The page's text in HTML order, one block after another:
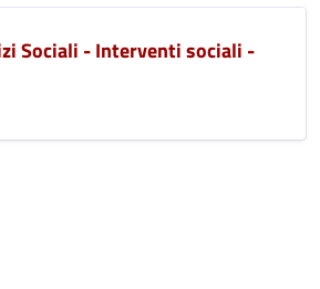
Sociali - Interventi sociali -